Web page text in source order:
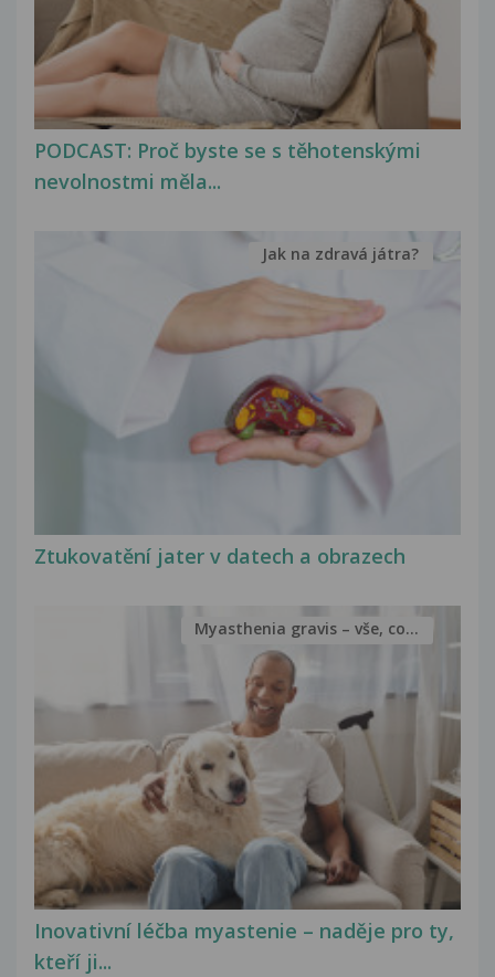
PODCAST: Proč byste se s těhotenskými
nevolnostmi měla...
Ztukovatění jater v datech a obrazech
Jak na zdravá játra?
Inovativní léčba myastenie – naděje pro ty,
kteří ji...
Myasthenia gravis – vše, co...